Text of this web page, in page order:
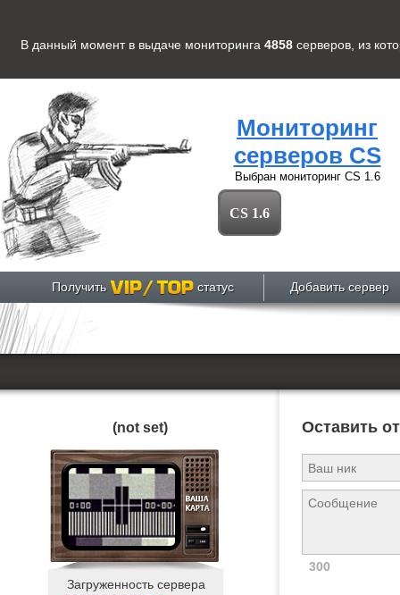
В данный момент в выдаче мониторинга 4858 серверов, из
Мониторинг
серверов CS
Выбран мониторинг CS 1.6
CS 1.6
Получить статус Добавить сервер
(not set)
Загруженность сервера
Оставить
300